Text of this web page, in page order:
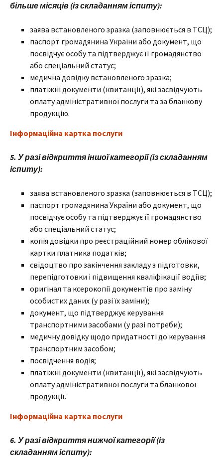
більше місяців (із складанням іспиту):
заява встановленого зразка (заповнюється в ТСЦ);
паспорт громадянина України або документ, що
посвідчує особу та підтверджує її громадянство
або спеціальний статус;
медична довідку встановленого зразка;
платіжні документи (квитанції), які засвідчують
оплату адміністративної послуги та за бланкову
продукцію.
Інформаційна картка послуги
5. У разі відкриття іншої категорії (із складанням
іспиту):
заява встановленого зразка (заповнюється в ТСЦ);
паспорт громадянина України або документ, що
посвідчує особу та підтверджує її громадянство
або спеціальний статус;
копія довідки про реєстраційний номер облікової
картки платника податків;
свідоцтво про закінчення закладу з підготовки,
перепідготовки і підвищення кваліфікації водіїв;
оригінал та ксерокопії документів про заміну
особистих даних (у разі їх заміни);
документ, що підтверджує керування
транспортними засобами (у разі потреби);
медичну довідку щодо придатності до керування
транспортним засобом;
посвідчення водія;
платіжні документи (квитанції), які засвідчують
оплату адміністративної послуги та бланкової
продукції.
Інформаційна картка послуги
6. У разі відкриття нижчої категорії (із
складанням іспиту):